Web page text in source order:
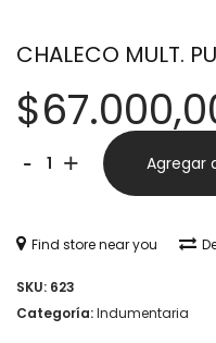
CHALECO MULT.
$
-CHALECO
ART:
09410
+ Agregar
Find store near you
SKU: 623
Categoría:Indumentaria